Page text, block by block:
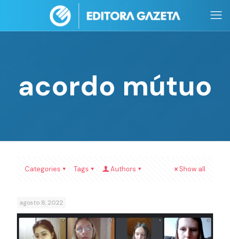
acordo mútuo
Categories Tags Authors Show all
agosto 8, 2022